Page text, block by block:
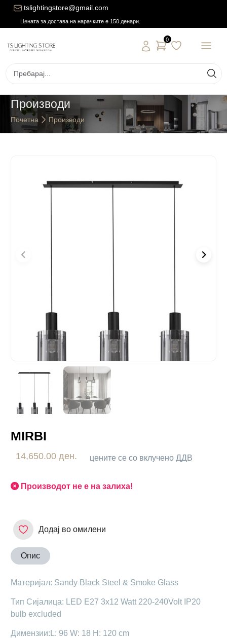
tslightingstore@gmail.com
Цената за достава на нарачките е 150 денари.
0
Производи
Почетна Производи
MIRBI
14,650.00 ден. цените се со вклучено ДДВ
Производот не е на залиха!
Додај во омилени
Опис
Материјал: Sandy Black Steel & Smoke Glass
Тип Сијалица: LED E27 3x12 Watt 220-240Volt IP20
bulb excluded
Димензии:L: 96 W: 18 H: 120 cm